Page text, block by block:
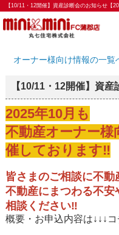
オーナー様向け情報の一覧
【10/11・12開催】資
2025年10月も
不動産オーナー様
催しております‼
皆さまのご相談に不動
不動産にまつわる不
相談ください‼
概要・お申込内容は↓↓↓コ